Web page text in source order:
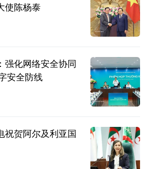
使陈杨泰
强化网络安全协同
安全防线
祝贺阿尔及利亚国